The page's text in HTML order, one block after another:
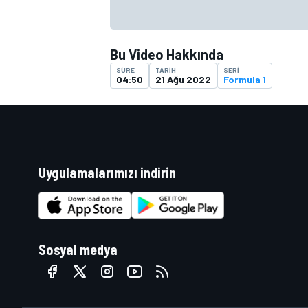
Bu Video Hakkında
SÜRE
04:50
TARIH
21 Ağu 2022
SERI
Formula 1
Uygulamalarımızı indirin
Sosyal medya